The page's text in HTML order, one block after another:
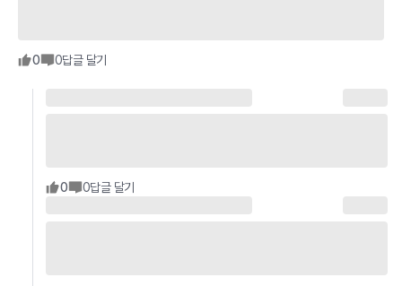
0 0답글 달기
0 0답글 달기